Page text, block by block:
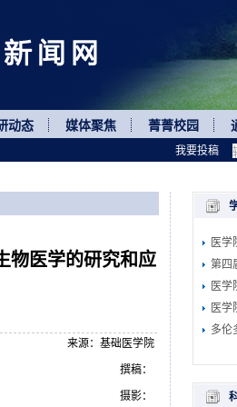
动态 媒体聚焦 菁菁校园
物医学的研究和应
来源：基础医学院
撰稿：
摄影：
医学
第四
医学
医学
多伦
我要投稿